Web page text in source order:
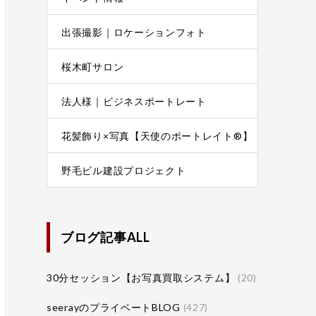
出張撮影｜ロケーションフォト
桜木町サロン
法人様｜ビジネスポートレート
花髪飾り×写真【天使のポートレイト®】
野毛ビル建設プロジェクト
ブログ記事ALL
30分セッション【お写真買取システム】 (20)
seerayのプライベートBLOG (427)